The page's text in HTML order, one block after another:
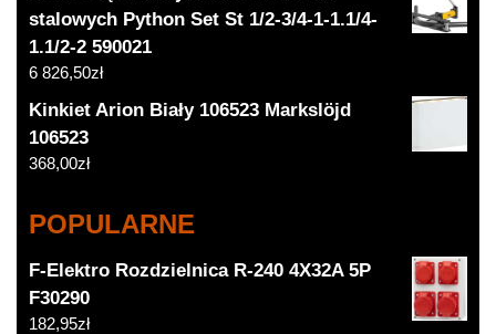
stalowych Python Set St 1/2-3/4-1-1.1/4-
1.1/2-2 590021
6 826,50zł
Kinkiet Arion Biały 106523 Markslöjd
106523
368,00zł
POPULARNE
F-Elektro Rozdzielnica R-240 4X32A 5P
F30290
182,95zł